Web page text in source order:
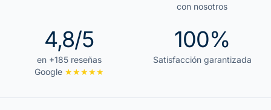
con nosotros
4,8/5
en +185 reseñas
Google ★★★★★
100%
Satisfacción garantizada